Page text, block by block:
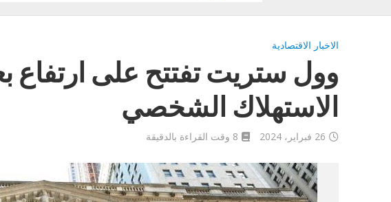
الاخبار الاقتصادية
وول ستريت تفتتح على ارتفاع
الاستهلاك الشخصي
26 فبراير، 2024 8 وقت القراءة بالدقيقة